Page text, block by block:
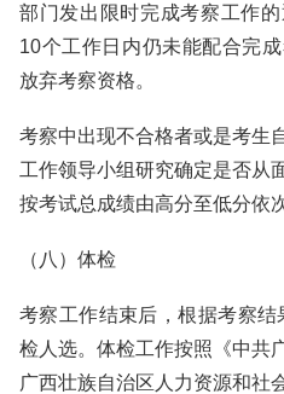
部门发出限时完成考察工作
10个工作日内仍未能配合完
放弃考察资格。
考察中出现不合格者或是考生
工作领导小组研究确定是否从
按考试总成绩由高分至低分依
（八）体检
考察工作结束后，根据考察
检人选。体检工作按照《中共
广西壮族自治区人力资源和社